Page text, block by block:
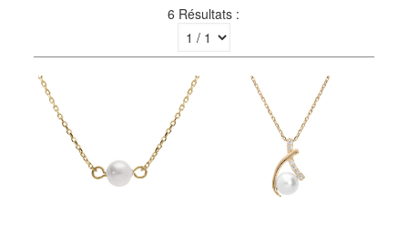
6 Résultats :